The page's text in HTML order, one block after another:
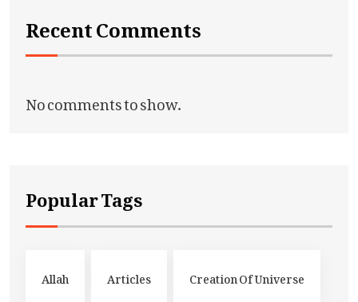
Recent Comments
No comments to show.
Popular Tags
Allah Articles Creation Of Universe